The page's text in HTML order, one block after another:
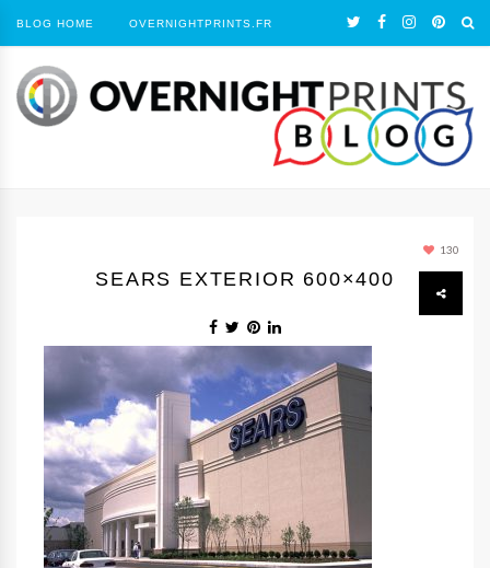
BLOG HOME OVERNIGHTPRINTS.FR
130
SEARS EXTERIOR 600×400